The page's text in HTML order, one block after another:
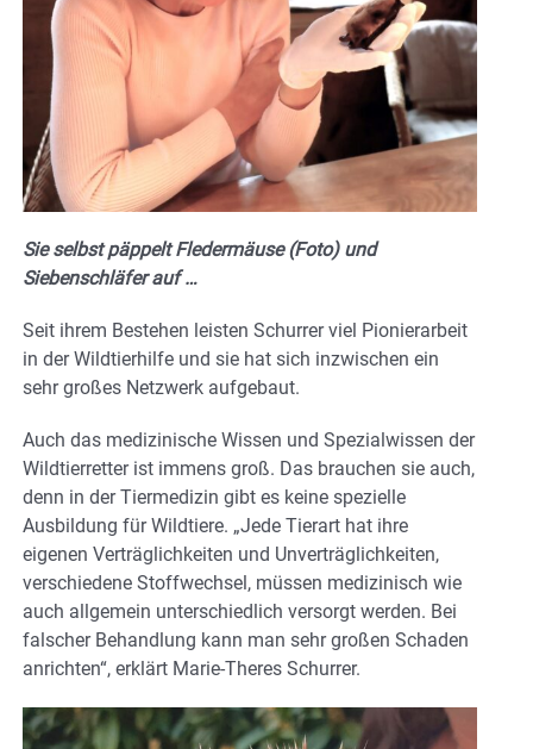
Sie selbst päppelt Fledermäuse (Foto) und
Siebenschläfer auf …
Seit ihrem Bestehen leisten Schurrer viel Pionierarbeit
in der Wildtierhilfe und sie hat sich inzwischen ein
sehr großes Netzwerk aufgebaut.
Auch das medizinische Wissen und Spezialwissen der
Wildtierretter ist immens groß. Das brauchen sie auch,
denn in der Tiermedizin gibt es keine spezielle
Ausbildung für Wildtiere. „Jede Tierart hat ihre
eigenen Verträglichkeiten und Unverträglichkeiten,
verschiedene Stoffwechsel, müssen medizinisch wie
auch allgemein unterschiedlich versorgt werden. Bei
falscher Behandlung kann man sehr großen Schaden
anrichten“, erklärt Marie-Theres Schurrer.